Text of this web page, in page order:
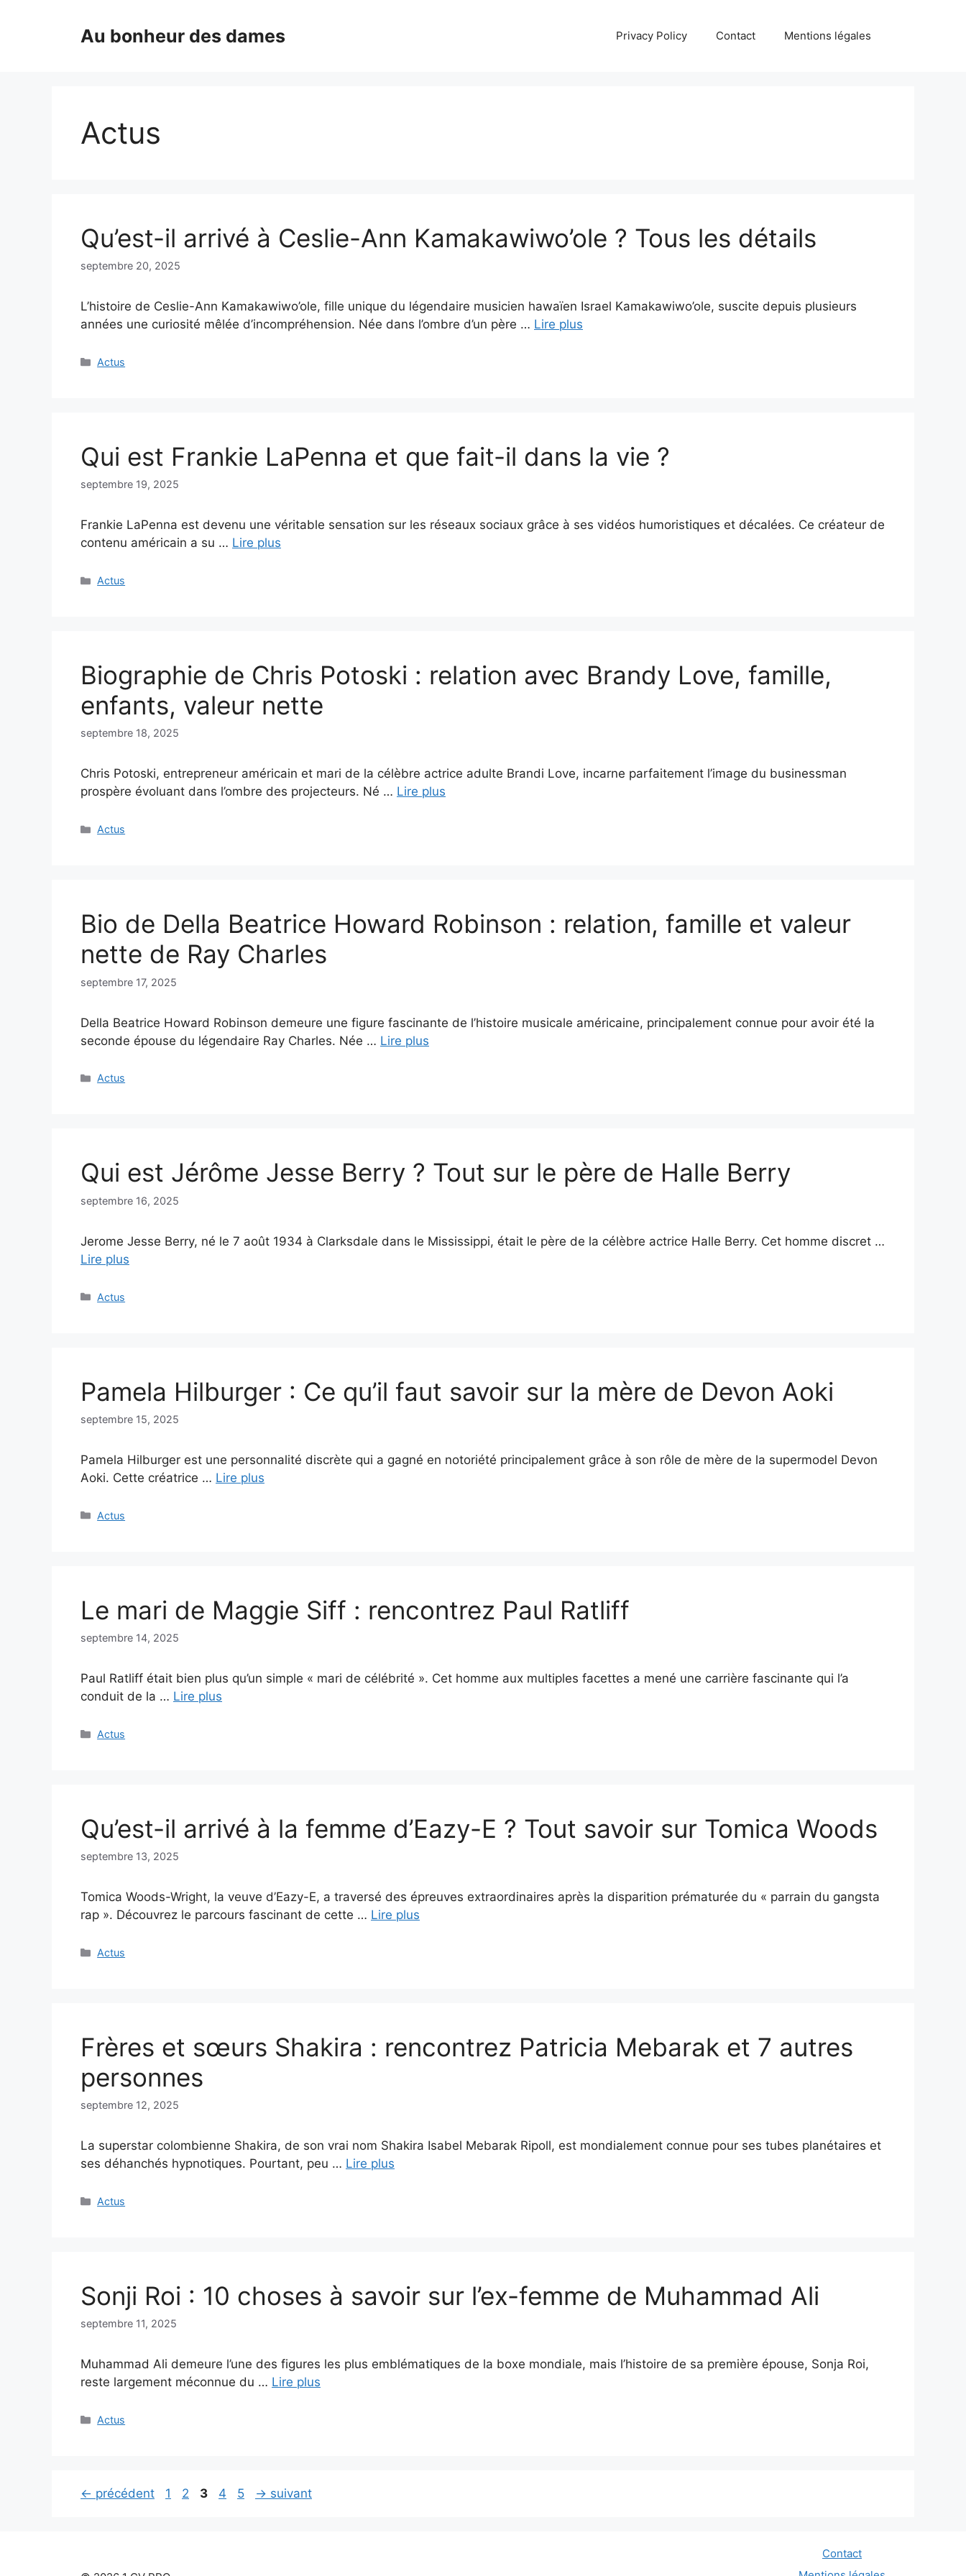
Au bonheur des dames Privacy Policy Contact Mentions légales
Actus
Qu’est-il arrivé à Ceslie-Ann Kamakawiwo’ole ? Tous les détails
septembre 20, 2025
L’histoire de Ceslie-Ann Kamakawiwo’ole, fille unique du légendaire musicien hawaïen Israel Kamakawiwo’ole, suscite depuis plusieurs
années une curiosité mêlée d’incompréhension. Née dans l’ombre d’un père … Lire plus
Catégories
Actus
Qui est Frankie LaPenna et que fait-il dans la vie ?
septembre 19, 2025
Frankie LaPenna est devenu une véritable sensation sur les réseaux sociaux grâce à ses vidéos humoristiques et décalées. Ce créateur de
contenu américain a su … Lire plus
Catégories
Actus
Biographie de Chris Potoski : relation avec Brandy Love, famille,
enfants, valeur nette
septembre 18, 2025
Chris Potoski, entrepreneur américain et mari de la célèbre actrice adulte Brandi Love, incarne parfaitement l’image du businessman
prospère évoluant dans l’ombre des projecteurs. Né … Lire plus
Catégories
Actus
Bio de Della Beatrice Howard Robinson : relation, famille et valeur
nette de Ray Charles
septembre 17, 2025
Della Beatrice Howard Robinson demeure une figure fascinante de l’histoire musicale américaine, principalement connue pour avoir été la
seconde épouse du légendaire Ray Charles. Née … Lire plus
Catégories
Actus
Qui est Jérôme Jesse Berry ? Tout sur le père de Halle Berry
septembre 16, 2025
Jerome Jesse Berry, né le 7 août 1934 à Clarksdale dans le Mississippi, était le père de la célèbre actrice Halle Berry. Cet homme discret …
Lire plus
Catégories
Actus
Pamela Hilburger : Ce qu’il faut savoir sur la mère de Devon Aoki
septembre 15, 2025
Pamela Hilburger est une personnalité discrète qui a gagné en notoriété principalement grâce à son rôle de mère de la supermodel Devon
Aoki. Cette créatrice … Lire plus
Catégories
Actus
Le mari de Maggie Siff : rencontrez Paul Ratliff
septembre 14, 2025
Paul Ratliff était bien plus qu’un simple « mari de célébrité ». Cet homme aux multiples facettes a mené une carrière fascinante qui l’a
conduit de la … Lire plus
Catégories
Actus
Qu’est-il arrivé à la femme d’Eazy-E ? Tout savoir sur Tomica Woods
septembre 13, 2025
Tomica Woods-Wright, la veuve d’Eazy-E, a traversé des épreuves extraordinaires après la disparition prématurée du « parrain du gangsta
rap ». Découvrez le parcours fascinant de cette … Lire plus
Catégories
Actus
Frères et sœurs Shakira : rencontrez Patricia Mebarak et 7 autres
personnes
septembre 12, 2025
La superstar colombienne Shakira, de son vrai nom Shakira Isabel Mebarak Ripoll, est mondialement connue pour ses tubes planétaires et
ses déhanchés hypnotiques. Pourtant, peu … Lire plus
Catégories
Actus
Sonji Roi : 10 choses à savoir sur l’ex-femme de Muhammad Ali
septembre 11, 2025
Muhammad Ali demeure l’une des figures les plus emblématiques de la boxe mondiale, mais l’histoire de sa première épouse, Sonja Roi,
reste largement méconnue du … Lire plus
Catégories
Actus
← précédent Page
1 Page
2 Page
3 Page
4 Page
5 → suivant
Contact